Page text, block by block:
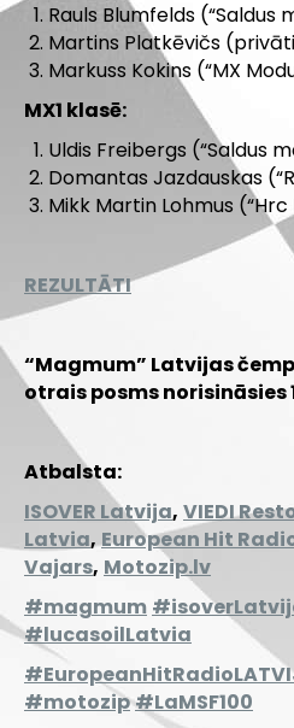
Rauls Blumfelds (“Saldus
Martins Platkēvičs
Markuss Kokins (“MX
MX1 klasē:
Uldis Freibergs (“Saldus
Domantas Jazdauskas
Mikk Martin Lohmus
REZULTĀTI
“Magmum” Latvijas
otrais posms norisināsies
Atbalsta:
ISOVER Latvija, VIEDI
Latvia, European Hit
Vajars, Motozip.lv
#magmum
#lucasoilLatvia
#motozip#LaMSF100